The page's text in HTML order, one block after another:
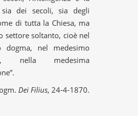
sia dei secoli, sia degli
di tutta la Chiesa, ma
settore soltanto, cioè nel
dogma, nel medesimo
nella medesima
Dei Filius, 24-4-1870.